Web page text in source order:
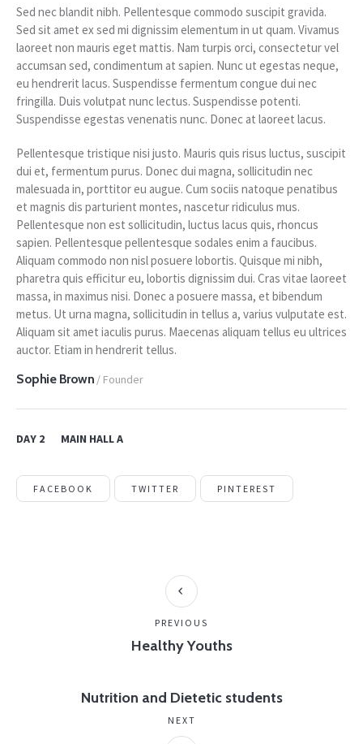
Sed nec blandit nibh. Pellentesque commodo suscipit gravida.
Sed sit amet ex sed mi dignissim elementum in ut quam. Vivamus
laoreet non mauris eget mattis. Nam turpis orci, consectetur vel
accumsan sed, condimentum at sapien. Nunc ut egestas neque,
eu hendrerit lacus. Suspendisse fermentum congue dui nec
fringilla. Duis volutpat nunc lectus. Suspendisse potenti.
Suspendisse egestas venenatis nunc. Donec at laoreet lacus.
Pellentesque tristique nisi justo. Mauris quis risus luctus, suscipit
dui et, fermentum purus. Donec dui magna, sollicitudin nec
malesuada in, porttitor eu augue. Cum sociis natoque penatibus
et magnis dis parturient montes, nascetur ridiculus mus.
Pellentesque non est sollicitudin, luctus lacus quis, rhoncus
sapien. Pellentesque pellentesque sodales enim a faucibus.
Aliquam commodo non nisl posuere lobortis. Quisque mi nibh,
pharetra quis efficitur eu, lobortis dignissim dui. Cras vitae laoreet
massa, in maximus nisi. Donec a posuere massa, et bibendum
metus. Ut urna magna, sollicitudin in tellus a, varius vulputate est.
Aliquam sit amet iaculis purus. Maecenas aliquam tellus eu ultrices
auctor. Etiam in hendrerit tellus.
Sophie Brown / Founder
DAY 2 MAIN HALL A
FACEBOOK TWITTER PINTEREST
Healthy Youths
PREVIOUS
Nutrition and Dietetic students
NEXT